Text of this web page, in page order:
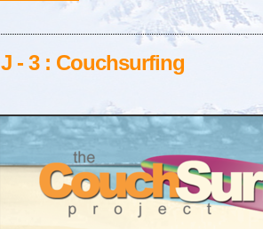
J - 3 : Couchsurfing